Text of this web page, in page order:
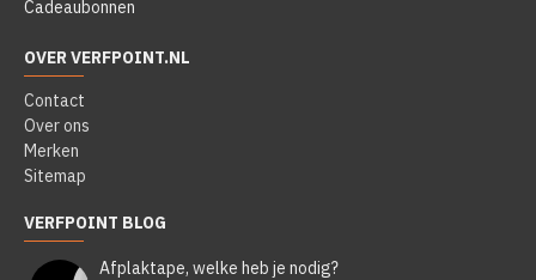
Cadeaubonnen
OVER VERFPOINT.NL
Contact
Over ons
Merken
Sitemap
VERFPOINT BLOG
Afplaktape, welke heb je nodig?